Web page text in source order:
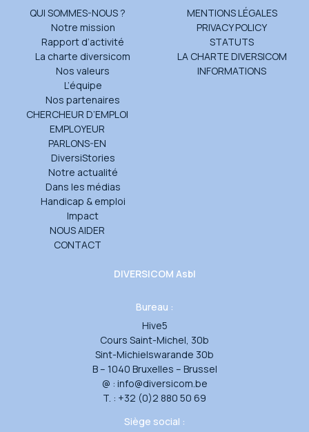
DIVERSICOM Asbl
Bureau :
Hive5
Cours Saint-Michel, 30b
Sint-Michielswarande 30b
B – 1040 Bruxelles – Brussel
@ : info@diversicom.be
T. : +32 (0)2 880 50 69
Siège social :
QUI SOMMES-NOUS ?
Notre mission
Rapport d’activité
La charte diversicom
Nos valeurs
L’équipe
Nos partenaires
CHERCHEUR D’EMPLOI
EMPLOYEUR
PARLONS-EN
DiversiStories
Notre actualité
Dans les médias
Handicap & emploi
Impact
NOUS AIDER
CONTACT
MENTIONS LÉGALES
PRIVACY POLICY
STATUTS
LA CHARTE DIVERSICOM
INFORMATIONS